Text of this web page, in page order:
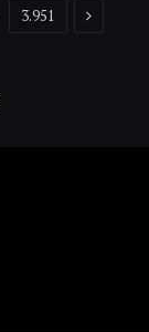
3.951 Next